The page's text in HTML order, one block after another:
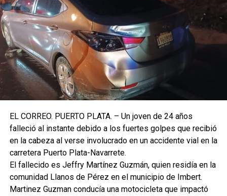
EL CORREO. PUERTO PLATA. – Un joven de 24 años
falleció al instante debido a los fuertes golpes que recibió
en la cabeza al verse involucrado en un accidente vial en la
carretera Puerto Plata-Navarrete.
El fallecido es Jeffry Martínez Guzmán, quien residía en la
comunidad Llanos de Pérez en el municipio de Imbert.
Martinez Guzman conducía una motocicleta que impactó